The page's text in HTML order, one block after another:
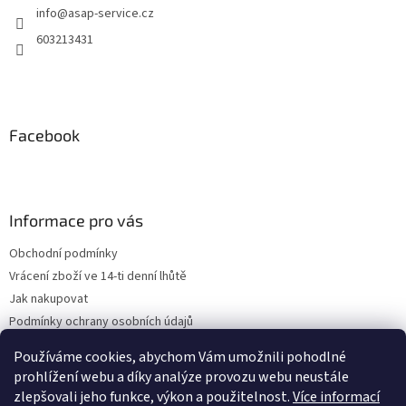
Používáme cookies, abychom Vám umožnili pohodlné
prohlížení webu a díky analýze provozu webu neustále
zlepšovali jeho funkce, výkon a použitelnost.Více informací
info@asap-service.cz
603213431
Facebook
Informace pro vás
Obchodní podmínky
Vrácení zboží ve 14-ti denní lhůtě
Jak nakupovat
Podmínky ochrany osobních údajů
ZPĚTNÝ ODBĚR VYSLOUŽILÝCH ELEKTROZAŘÍZENÍ / BATERIÍ